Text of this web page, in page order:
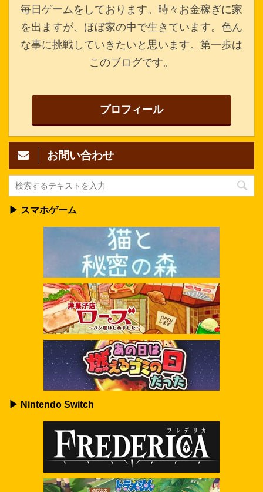
毎日ゲームをしております。時々お金稼ぎに家
を出ますが、ほぼ家の中で生きています。色ん
な事に挑戦していきたいと思います。第一歩は
このブログです。
プロフィール
お問い合わせ
▶ スマホゲーム
▶ Nintendo Switch